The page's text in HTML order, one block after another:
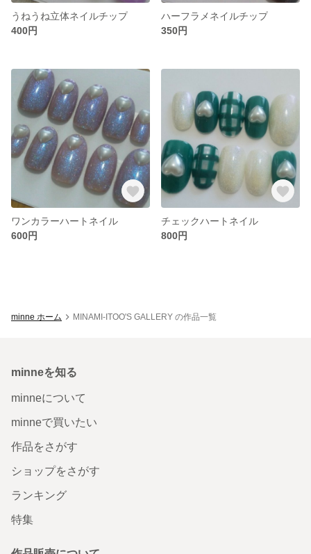
うねうね立体ネイルチップ
400円
ハーフラメネイルチップ
350円
ワンカラーハートネイル
600円
チェックハートネイル
800円
minne ホーム MINAMI-ITOO'S GALLERY の作品一覧
minneを知る
minneについて
minneで買いたい
作品をさがす
ショップをさがす
ランキング
特集